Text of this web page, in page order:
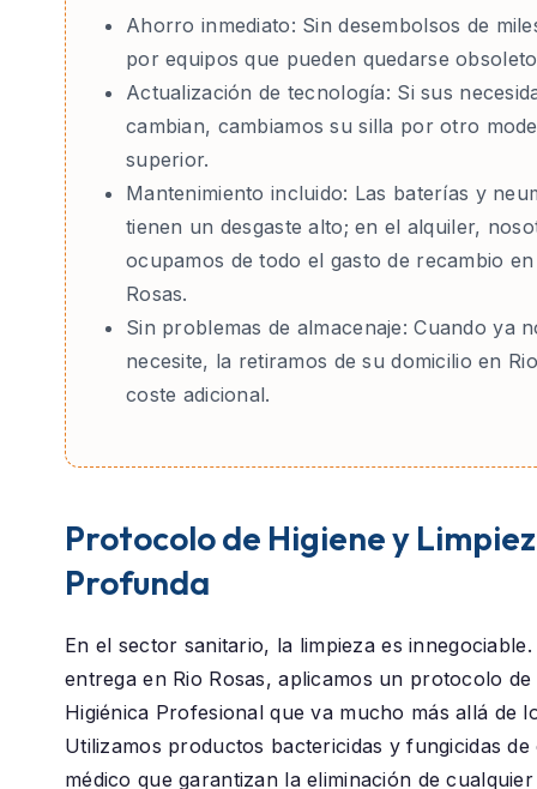
Ahorro inmediato: Sin desembolsos de
por equipos que pueden quedarse
Actualización de tecnología: Si sus
cambian, cambiamos su silla por otro
superior.
Mantenimiento incluido: Las baterías y
tienen un desgaste alto; en el alquiler,
ocupamos de todo el gasto de recambio en
Rosas.
Sin problemas de almacenaje: Cuando ya
necesite, la retiramos de su domicilio en
coste adicional.
Protocolo de Higiene y
Profunda
En el sector sanitario, la limpieza es
entrega en Rio Rosas, aplicamos un protocolo de
Higiénica Profesional que va mucho más allá de
Utilizamos productos bactericidas y fungicidas
médico que garantizan la eliminación de